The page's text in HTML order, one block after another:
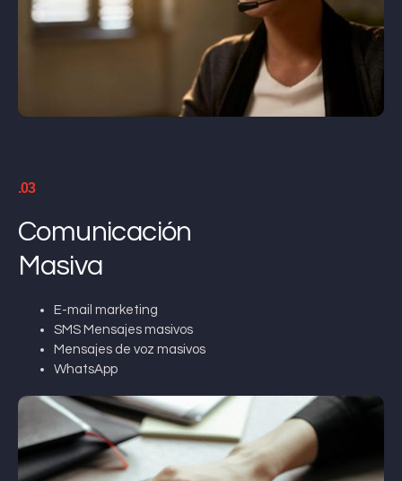
.03
Comunicación
Masiva
E-mail marketing
SMS Mensajes masivos
Mensajes de voz masivos
WhatsApp